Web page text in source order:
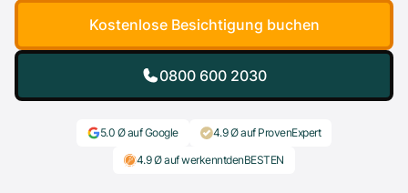
Kostenlose Besichtigung buchen
0800 600 2030
5.0 Ø auf Google
4.9 Ø auf ProvenExpert
4.9 Ø auf werkenntdenBESTEN